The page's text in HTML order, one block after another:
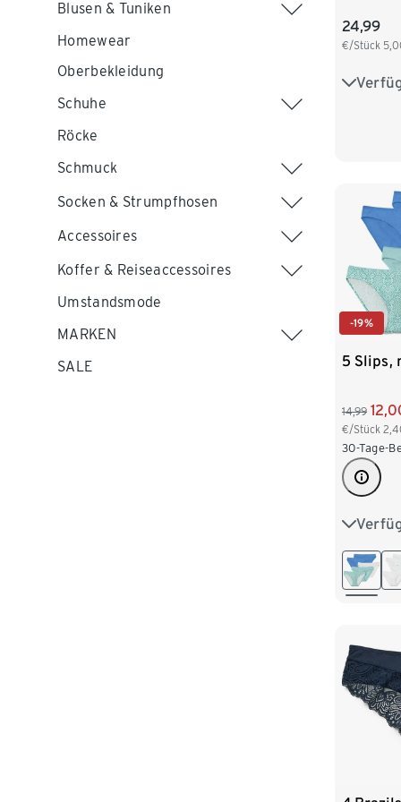
Blusen & Tuniken
Homewear
Oberbekleidung
Schuhe
Röcke
Schmuck
Socken & Strumpfhosen
Accessoires
Koffer & Reiseaccessoires
Umstandsmode
MARKEN
SALE
24,99
€/Stück
S 36/38
-19%
5 Slips,
14,99
€/Stück
30-Tage-
S 36/38
L 44/46